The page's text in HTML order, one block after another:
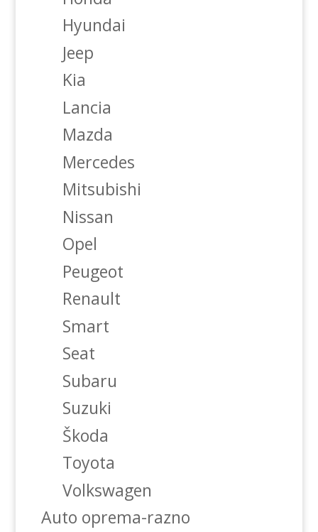
Hyundai
Jeep
Kia
Lancia
Mazda
Mercedes
Mitsubishi
Nissan
Opel
Peugeot
Renault
Smart
Seat
Subaru
Suzuki
Škoda
Toyota
Volkswagen
Auto oprema-razno